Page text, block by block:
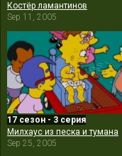
Костёр ламантинов
Sep 11, 2005
17 сезон - 3 серия
Милхаус из песка и тумана
Sep 25, 2005